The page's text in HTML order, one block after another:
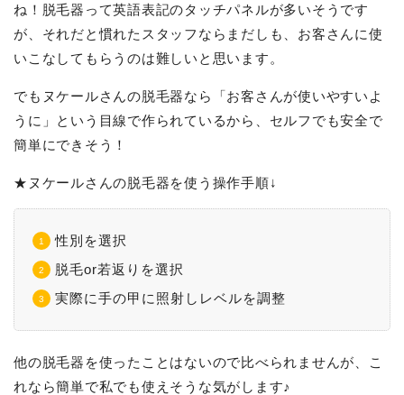
ね！脱毛器って英語表記のタッチパネルが多いそうです
が、それだと慣れたスタッフならまだしも、お客さんに使
いこなしてもらうのは難しいと思います。
でもヌケールさんの脱毛器なら「お客さんが使いやすいよ
うに」という目線で作られているから、セルフでも安全で
簡単にできそう！
★ヌケールさんの脱毛器を使う操作手順↓
性別を選択
脱毛or若返りを選択
実際に手の甲に照射しレベルを調整
他の脱毛器を使ったことはないので比べられませんが、こ
れなら簡単で私でも使えそうな気がします♪